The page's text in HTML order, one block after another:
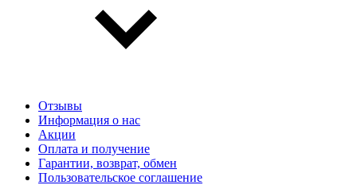
Отзывы
Информация о нас
Акции
Оплата и получение
Гарантии, возврат, обмен
Пользовательское соглашение